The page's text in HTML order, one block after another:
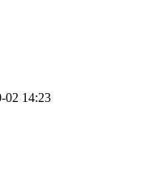
02 14:23